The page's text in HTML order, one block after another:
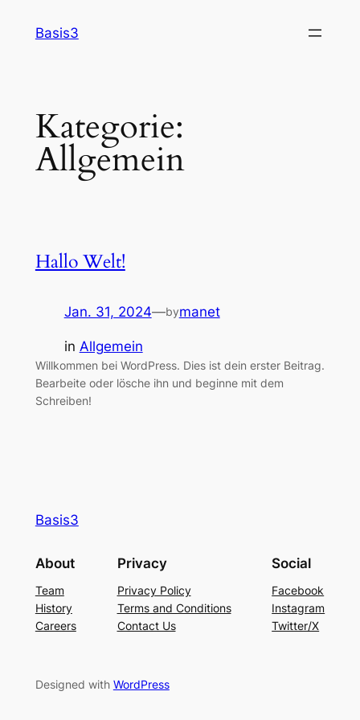
InhaltBasis3
Kategorie:
Allgemein
Hallo Welt!
Jan. 31, 2024—bymanet
in Allgemein
Willkommen bei WordPress. Dies ist dein erster Beitrag.
Bearbeite oder lösche ihn und beginne mit dem
Schreiben!
Basis3
About
Team
History
Careers
Privacy
Privacy Policy
Terms and Conditions
Contact Us
Social
Facebook
Instagram
Twitter/X
Designed with WordPress